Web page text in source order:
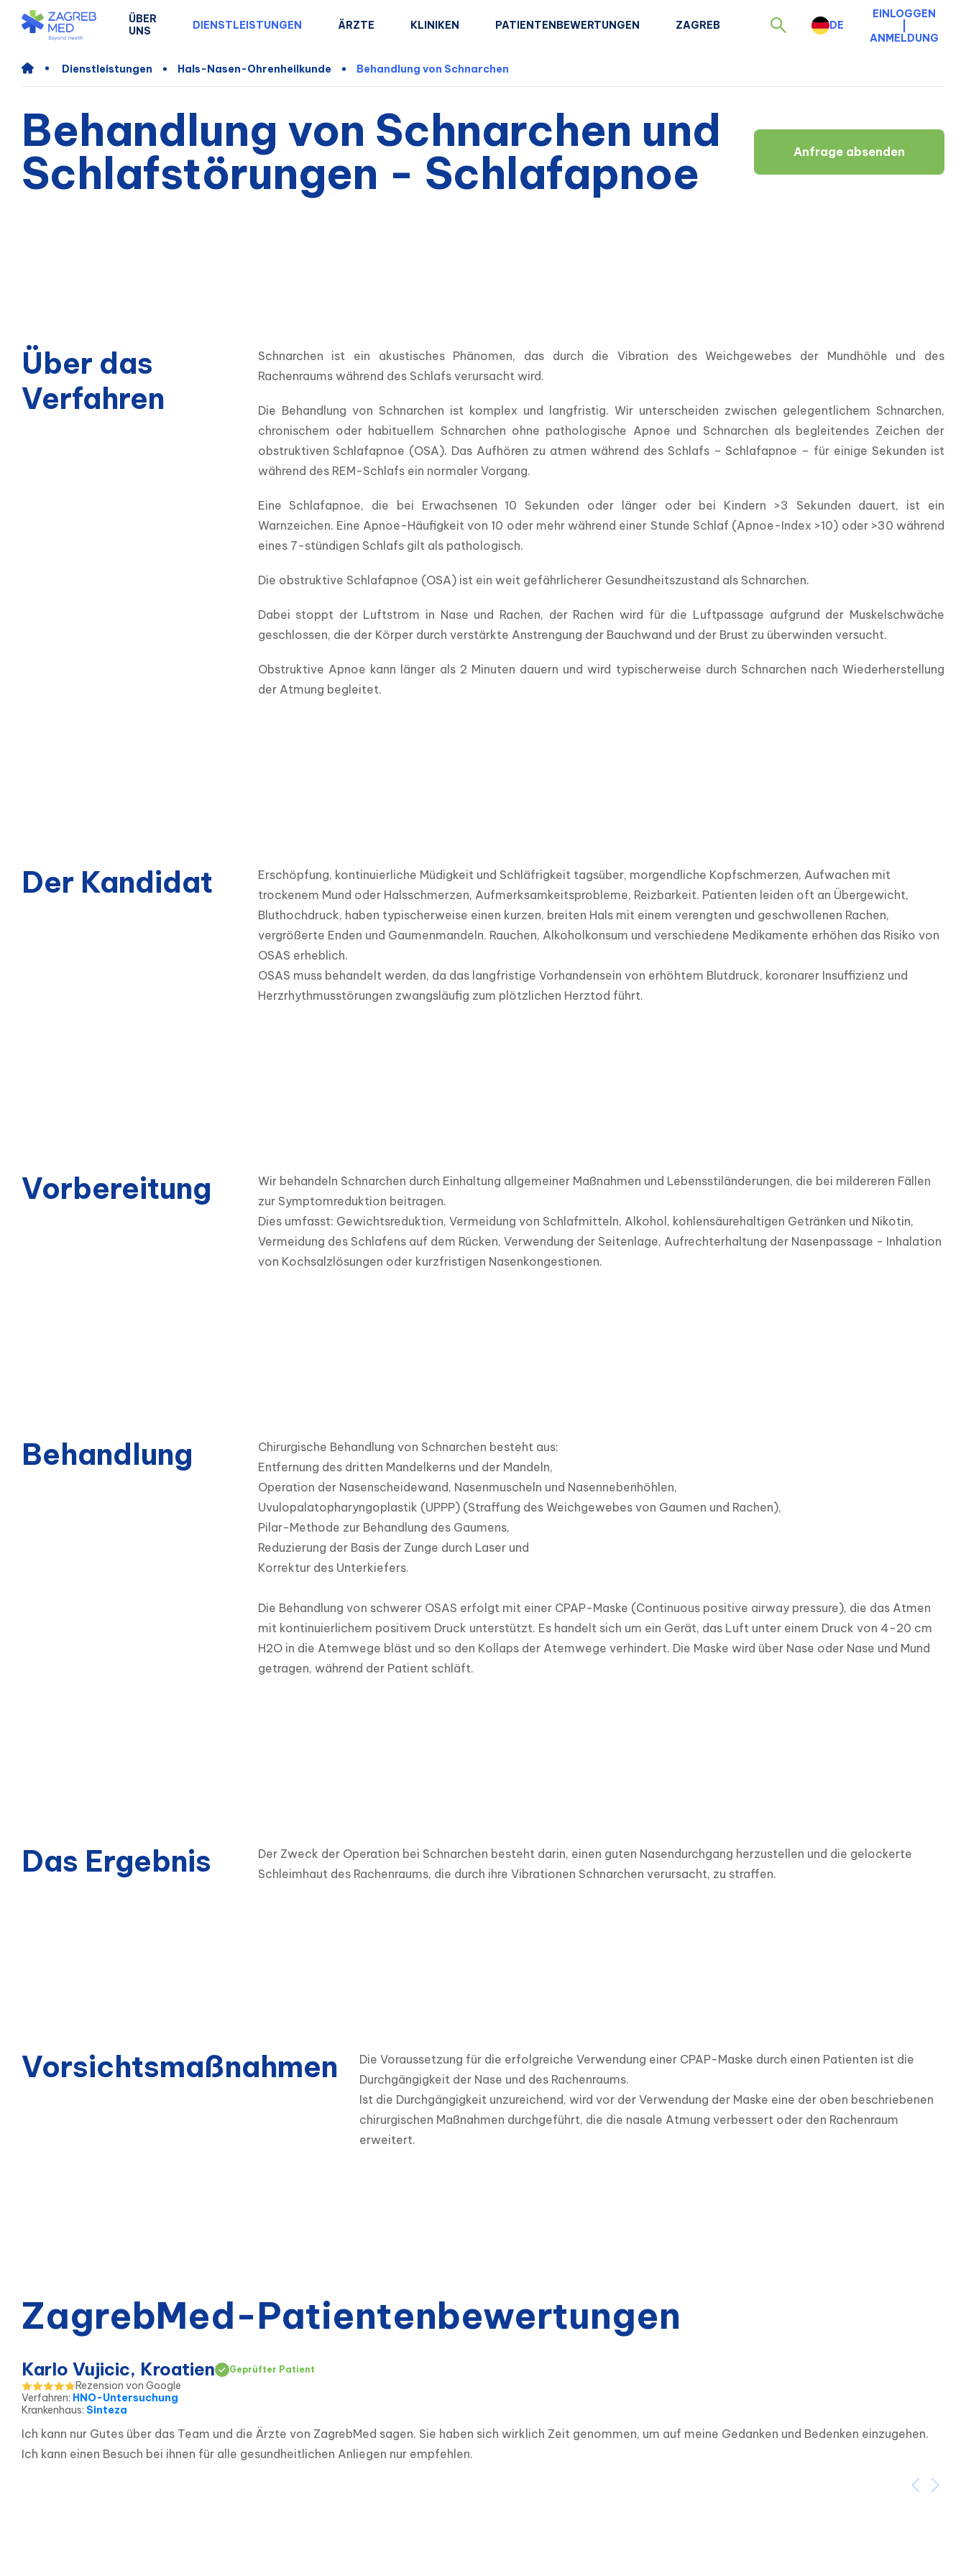
ÜBER
UNS
DIENSTLEISTUNGEN ÄRZTE KLINIKEN PATIENTENBEWERTUNGEN ZAGREB DE
EINLOGGEN
ANMELDUNG
Dienstleistungen Hals-Nasen-Ohrenheilkunde Behandlung von Schnarchen
Behandlung von Schnarchen und
Schlafstörungen - Schlafapnoe Anfrage absenden
Über das
Verfahren
Schnarchen ist ein akustisches Phänomen, das durch die Vibration des Weichgewebes der Mundhöhle und des
Rachenraums während des Schlafs verursacht wird.
Die Behandlung von Schnarchen ist komplex und langfristig. Wir unterscheiden zwischen gelegentlichem Schnarchen,
chronischem oder habituellem Schnarchen ohne pathologische Apnoe und Schnarchen als begleitendes Zeichen der
obstruktiven Schlafapnoe (OSA). Das Aufhören zu atmen während des Schlafs – Schlafapnoe – für einige Sekunden ist
während des REM-Schlafs ein normaler Vorgang.
Eine Schlafapnoe, die bei Erwachsenen 10 Sekunden oder länger oder bei Kindern >3 Sekunden dauert, ist ein
Warnzeichen. Eine Apnoe-Häufigkeit von 10 oder mehr während einer Stunde Schlaf (Apnoe-Index >10) oder >30 während
eines 7-stündigen Schlafs gilt als pathologisch.
Die obstruktive Schlafapnoe (OSA) ist ein weit gefährlicherer Gesundheitszustand als Schnarchen.
Dabei stoppt der Luftstrom in Nase und Rachen, der Rachen wird für die Luftpassage aufgrund der Muskelschwäche
geschlossen, die der Körper durch verstärkte Anstrengung der Bauchwand und der Brust zu überwinden versucht.
Obstruktive Apnoe kann länger als 2 Minuten dauern und wird typischerweise durch Schnarchen nach Wiederherstellung
der Atmung begleitet.
Der Kandidat
Erschöpfung, kontinuierliche Müdigkeit und Schläfrigkeit tagsüber, morgendliche Kopfschmerzen, Aufwachen mit
trockenem Mund oder Halsschmerzen, Aufmerksamkeitsprobleme, Reizbarkeit. Patienten leiden oft an Übergewicht,
Bluthochdruck, haben typischerweise einen kurzen, breiten Hals mit einem verengten und geschwollenen Rachen,
vergrößerte Enden und Gaumenmandeln. Rauchen, Alkoholkonsum und verschiedene Medikamente erhöhen das Risiko von
OSAS erheblich.
OSAS muss behandelt werden, da das langfristige Vorhandensein von erhöhtem Blutdruck, koronarer Insuffizienz und
Herzrhythmusstörungen zwangsläufig zum plötzlichen Herztod führt.
Vorbereitung
Wir behandeln Schnarchen durch Einhaltung allgemeiner Maßnahmen und Lebensstiländerungen, die bei mildereren Fällen
zur Symptomreduktion beitragen.
Dies umfasst: Gewichtsreduktion, Vermeidung von Schlafmitteln, Alkohol, kohlensäurehaltigen Getränken und Nikotin,
Vermeidung des Schlafens auf dem Rücken, Verwendung der Seitenlage, Aufrechterhaltung der Nasenpassage - Inhalation
von Kochsalzlösungen oder kurzfristigen Nasenkongestionen.
Behandlung
Chirurgische Behandlung von Schnarchen besteht aus:
Entfernung des dritten Mandelkerns und der Mandeln,
Operation der Nasenscheidewand, Nasenmuscheln und Nasennebenhöhlen,
Uvulopalatopharyngoplastik (UPPP) (Straffung des Weichgewebes von Gaumen und Rachen),
Pilar-Methode zur Behandlung des Gaumens,
Reduzierung der Basis der Zunge durch Laser und
Korrektur des Unterkiefers.
Die Behandlung von schwerer OSAS erfolgt mit einer CPAP-Maske (Continuous positive airway pressure), die das Atmen
mit kontinuierlichem positivem Druck unterstützt. Es handelt sich um ein Gerät, das Luft unter einem Druck von 4-20 cm
H2O in die Atemwege bläst und so den Kollaps der Atemwege verhindert. Die Maske wird über Nase oder Nase und Mund
getragen, während der Patient schläft.
Das Ergebnis
Der Zweck der Operation bei Schnarchen besteht darin, einen guten Nasendurchgang herzustellen und die gelockerte
Schleimhaut des Rachenraums, die durch ihre Vibrationen Schnarchen verursacht, zu straffen.
Vorsichtsmaßnahmen
Die Voraussetzung für die erfolgreiche Verwendung einer CPAP-Maske durch einen Patienten ist die
Durchgängigkeit der Nase und des Rachenraums.
Ist die Durchgängigkeit unzureichend, wird vor der Verwendung der Maske eine der oben beschriebenen
chirurgischen Maßnahmen durchgeführt, die die nasale Atmung verbessert oder den Rachenraum
erweitert.
ZagrebMed-Patientenbewertungen
Karlo Vujicic, Kroatien Geprüfter Patient
Rezension von Google
Verfahren: HNO-Untersuchung
Krankenhaus: Sinteza
Ich kann nur Gutes über das Team und die Ärzte von ZagrebMed sagen. Sie haben sich wirklich Zeit genommen, um auf meine Gedanken und Bedenken einzugehen.
Ich kann einen Besuch bei ihnen für alle gesundheitlichen Anliegen nur empfehlen.